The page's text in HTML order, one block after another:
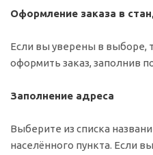
Оформление заказа в
Если вы уверены в выборе,
оформить заказ, заполнив
Заполнение адреса
Выберите из списка
населённого пункта. Если